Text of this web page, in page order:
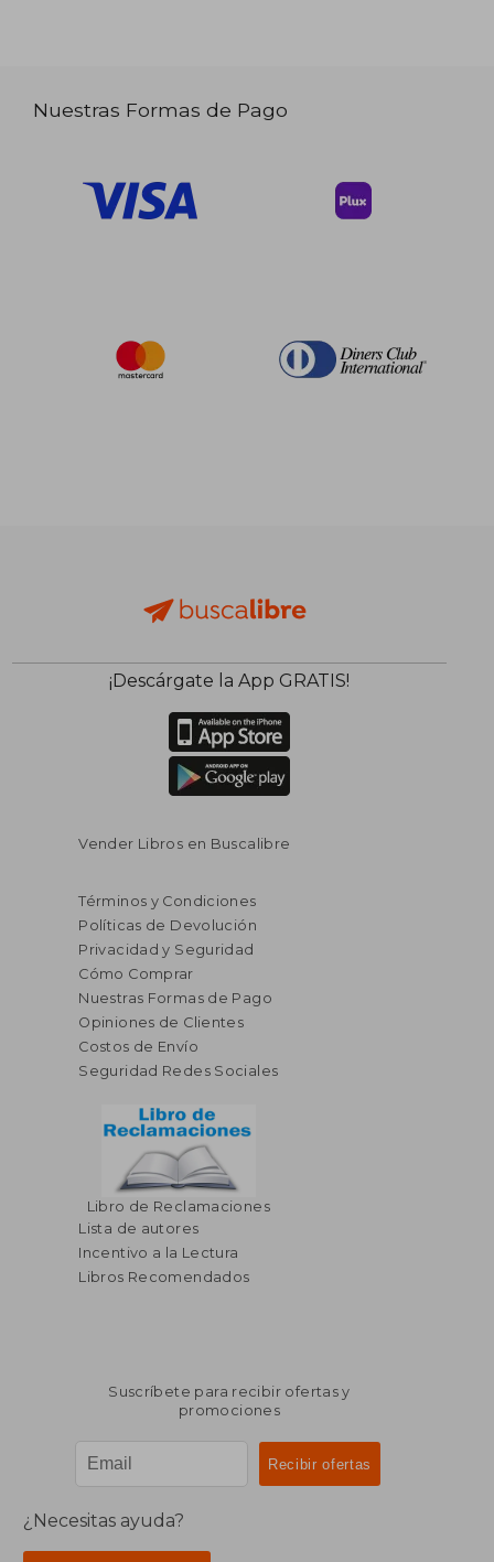
Nuestras Formas de Pago
¡Descárgate la App GRATIS!
Vender Libros en Buscalibre
Términos y Condiciones
Políticas de Devolución
Privacidad y Seguridad
Cómo Comprar
Nuestras Formas de Pago
Opiniones de Clientes
Costos de Envío
Seguridad Redes Sociales
Libro de Reclamaciones
Lista de autores
Incentivo a la Lectura
Libros Recomendados
Suscríbete para recibir ofertas y
promociones
¿Necesitas ayuda?